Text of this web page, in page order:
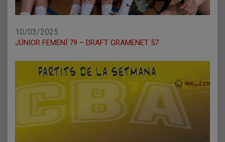
10/03/2025
JÚNIOR FEMENÍ 79 – DRAFT GRAMENET 57